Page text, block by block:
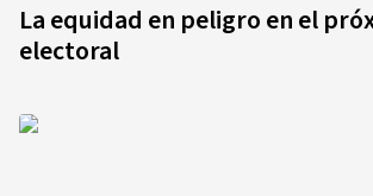
La equidad en peligro en el
electoral